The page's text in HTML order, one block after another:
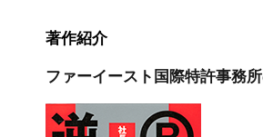
著作紹介
ファーイースト国際特許事務